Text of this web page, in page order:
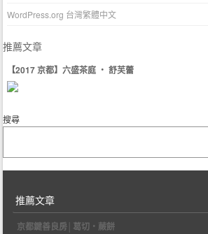
WordPress.org 台灣繁體中文
推薦文章
【2017 京都】六盛茶庭 ‧ 舒芙蕾
搜尋
推薦文章
京都鍵善良房│葛切‧蕨餅